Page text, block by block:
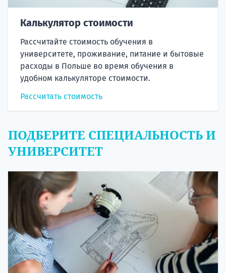
Калькулятор стоимости
Рассчитайте стоимость обучения в
университете, проживание, питание и бытовые
расходы в Польше во время обучения в
удобном калькуляторе стоимости.
Рассчитать стоимость
ПОДБЕРИТЕ СПЕЦИАЛЬНОСТЬ И
УНИВЕРСИТЕТ